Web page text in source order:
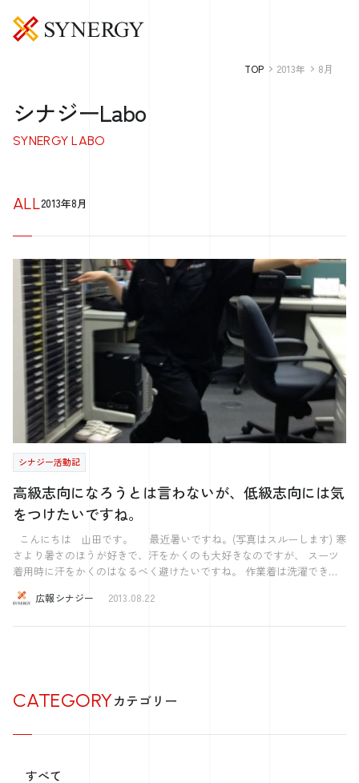
シナジーLabo
SYNERGY LABO
TOP 2013年 8月
ALL2013年8月
シナジー活動記
高級志向になろうとは言わないが、低級志向には気
をつけたいですね。
さより暑さのほうが好きで、汗をかくのも大好きなのですが、 スーツ
着用時に汗をかくのはなるべく避けたいですね。 作業着は洗濯できま
すが、スカート一本クリーニング出して500円… 毎日出してたら月
10,000円以上の衣類維持費です。こわっ。 というか社会人になって初
原油高騰の影響を受けやすくあります。 ニュースでは、やれ小麦粉
担額なんて企業規模の営業損益に比べたらスズメの涙程度です。 ブ
20,000円の粗利。 溶剤費など専門的なところの金額等は深く分かりま
広報シナジー 2013.08.22
CATEGORYカテゴリー
すべて